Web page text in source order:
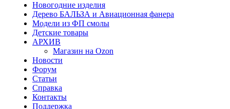
Новогодние изделия
Дерево БАЛЬЗА и Авиационная фанера
Модели из ФП смолы
Детские товары
АРХИВ
Магазин на Ozon
Новости
Форум
Статьи
Справка
Контакты
Поддержка